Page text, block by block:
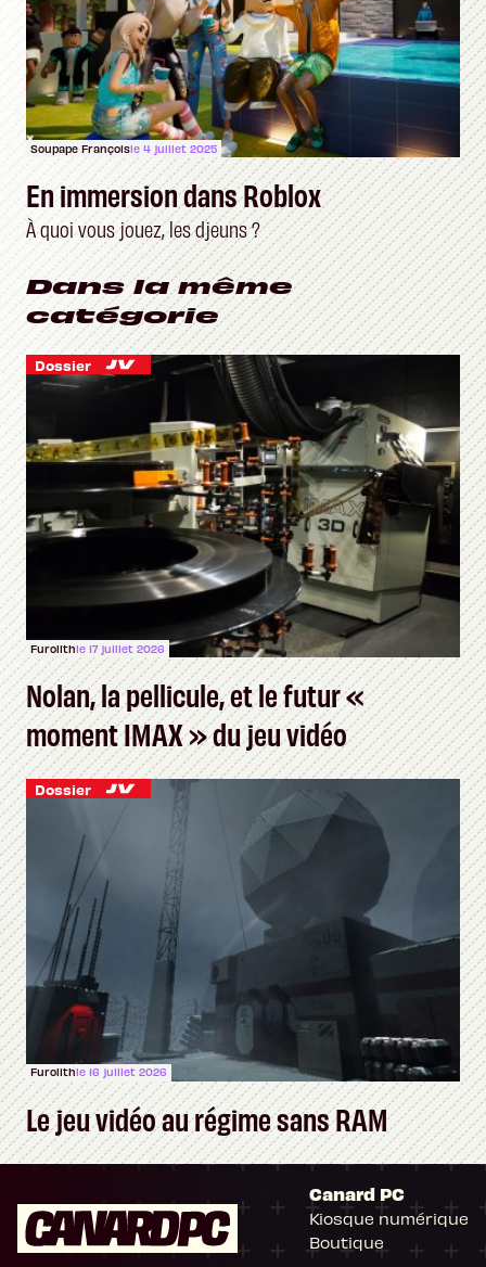
Soupape Françoisle 4 juillet 2025
En immersion dans Roblox
À quoi vous jouez, les djeuns ?
Dans la même
catégorie
Dossier
Furolithle 17 juillet 2026
Nolan, la pellicule, et le futur «
moment IMAX » du jeu vidéo
Dossier
Furolithle 16 juillet 2026
Le jeu vidéo au régime sans RAM
Canard PC
Kiosque numérique
Boutique